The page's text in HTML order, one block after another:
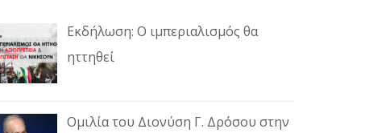
Εκδήλωση: Ο ιμπεριαλισμός θα
ηττηθεί
Ομιλία του Διονύση Γ. Δρόσου στην